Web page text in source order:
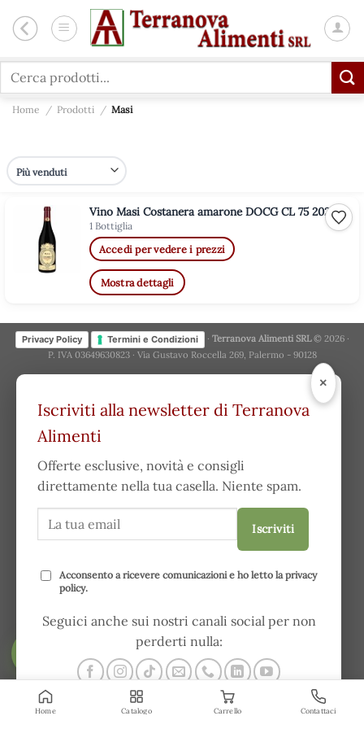
Cerca:
Home / Prodotti / Masi
Vino Masi Costanera amarone DOCG CL 75 2020
1 Bottiglia
Accedi per vedere i prezzi
Mostra dettagli
Privacy Policy Termini e Condizioni · Terranova Alimenti SRL© 2026 ·
P. IVA 03649630823 · Via Gustavo Roccella 269, Palermo - 90128
×
Iscriviti alla newsletter di Terranova
Alimenti
Offerte esclusive, novità e consigli
direttamente nella tua casella. Niente spam.
Iscriviti
Acconsento a ricevere comunicazioni e ho letto la privacy
policy.
Seguici anche sui nostri canali social per non
perderti nulla:
Home Catalogo Carrello Contattaci